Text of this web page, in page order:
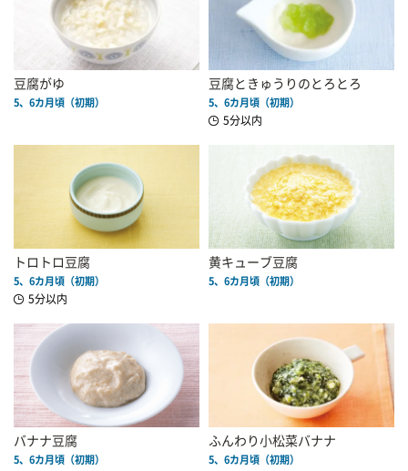
豆腐がゆ
5、6カ月頃（初期）
豆腐ときゅうりのとろとろ
5、6カ月頃（初期）
5分以内
トロトロ豆腐
5、6カ月頃（初期）
5分以内
黄キューブ豆腐
5、6カ月頃（初期）
バナナ豆腐
5、6カ月頃（初期）
ふんわり小松菜バナナ
5、6カ月頃（初期）